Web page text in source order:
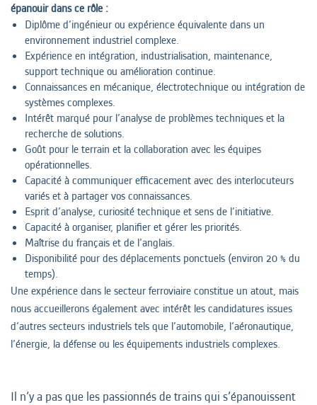
épanouir dans ce rôle :
Diplôme d’ingénieur ou expérience équivalente dans un
environnement industriel complexe.
Expérience en intégration, industrialisation, maintenance,
support technique ou amélioration continue.
Connaissances en mécanique, électrotechnique ou intégration de
systèmes complexes.
Intérêt marqué pour l’analyse de problèmes techniques et la
recherche de solutions.
Goût pour le terrain et la collaboration avec les équipes
opérationnelles.
Capacité à communiquer efficacement avec des interlocuteurs
variés et à partager vos connaissances.
Esprit d’analyse, curiosité technique et sens de l’initiative.
Capacité à organiser, planifier et gérer les priorités.
Maîtrise du français et de l’anglais.
Disponibilité pour des déplacements ponctuels (environ 20 % du
temps).
Une expérience dans le secteur ferroviaire constitue un atout, mais
nous accueillerons également avec intérêt les candidatures issues
d’autres secteurs industriels tels que l’automobile, l’aéronautique,
l’énergie, la défense ou les équipements industriels complexes.
Il n’y a pas que les passionnés de trains qui s’épanouissent